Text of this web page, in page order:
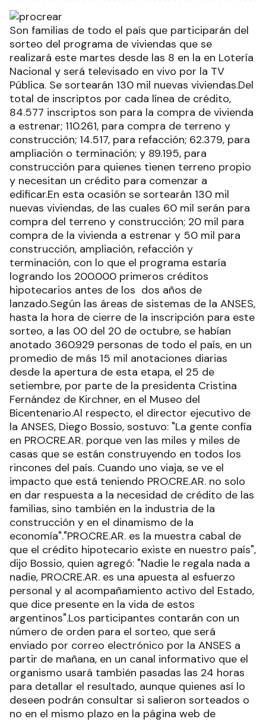
Son familias de todo el país que participarán del
sorteo del programa de viviendas que se
realizará este martes desde las 8 en la en Lotería
Nacional y será televisado en vivo por la TV
Pública. Se sortearán 130 mil nuevas viviendas.Del
total de inscriptos por cada línea de crédito,
84.577 inscriptos son para la compra de vivienda
a estrenar; 110.261, para compra de terreno y
construcción; 14.517, para refacción; 62.379, para
ampliación o terminación; y 89.195, para
construcción para quienes tienen terreno propio
y necesitan un crédito para comenzar a
edificar.En esta ocasión se sortearán 130 mil
nuevas viviendas, de las cuales 60 mil serán para
compra del terreno y construcción; 20 mil para
compra de la vivienda a estrenar y 50 mil para
construcción, ampliación, refacción y
terminación, con lo que el programa estaría
logrando los 200.000 primeros créditos
hipotecarios antes de los dos años de
lanzado.Según las áreas de sistemas de la ANSES,
hasta la hora de cierre de la inscripción para este
sorteo, a las 00 del 20 de octubre, se habían
anotado 360.929 personas de todo el país, en un
promedio de más 15 mil anotaciones diarias
desde la apertura de esta etapa, el 25 de
setiembre, por parte de la presidenta Cristina
Fernández de Kirchner, en el Museo del
Bicentenario.Al respecto, el director ejecutivo de
la ANSES, Diego Bossio, sostuvo: "La gente confía
en PRO.CRE.AR. porque ven las miles y miles de
casas que se están construyendo en todos los
rincones del país. Cuando uno viaja, se ve el
impacto que está teniendo PRO.CRE.AR. no solo
en dar respuesta a la necesidad de crédito de las
familias, sino también en la industria de la
construcción y en el dinamismo de la
economía"."PRO.CRE.AR. es la muestra cabal de
que el crédito hipotecario existe en nuestro país",
dijo Bossio, quien agregó: "Nadie le regala nada a
nadie, PRO.CRE.AR. es una apuesta al esfuerzo
personal y al acompañamiento activo del Estado,
que dice presente en la vida de estos
argentinos".Los participantes contarán con un
número de orden para el sorteo, que será
enviado por correo electrónico por la ANSES a
partir de mañana, en un canal informativo que el
organismo usará también pasadas las 24 horas
para detallar el resultado, aunque quienes así lo
deseen podrán consultar si salieron sorteados o
no en el mismo plazo en la página web de